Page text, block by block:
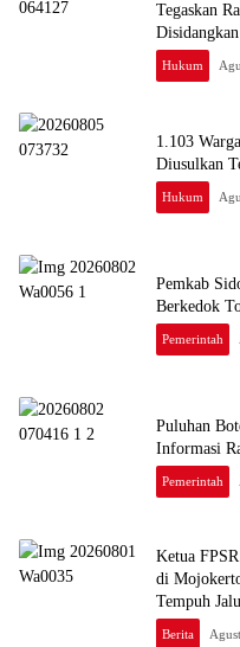
Tegaskan
Disidangkan
Hukum
1.103
Diusulkan
Hukum
Pemkab
Berkedok
Pemerintah
Puluhan
Informasi
Pemerintah
Ketua
di
Tempuh
Berita